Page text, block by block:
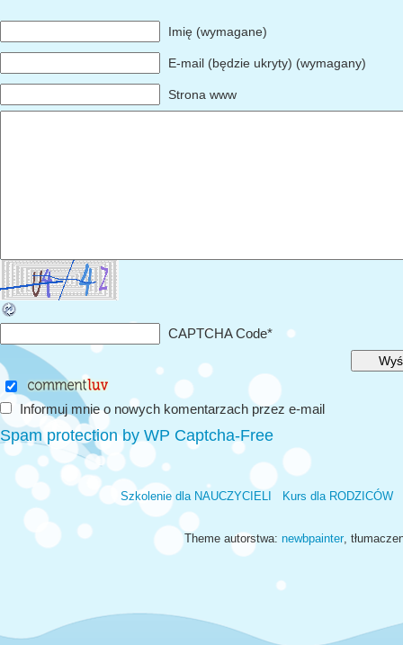
Imię (wymagane)
E-mail (będzie ukryty) (wymagany)
Strona www
CAPTCHA Code*
Informuj mnie o nowych komentarzach przez e-mail
Spam protection by WP Captcha-Free
Szkolenie dla NAUCZYCIELI Kurs dla RODZICÓW
Theme autorstwa: newbpainter,